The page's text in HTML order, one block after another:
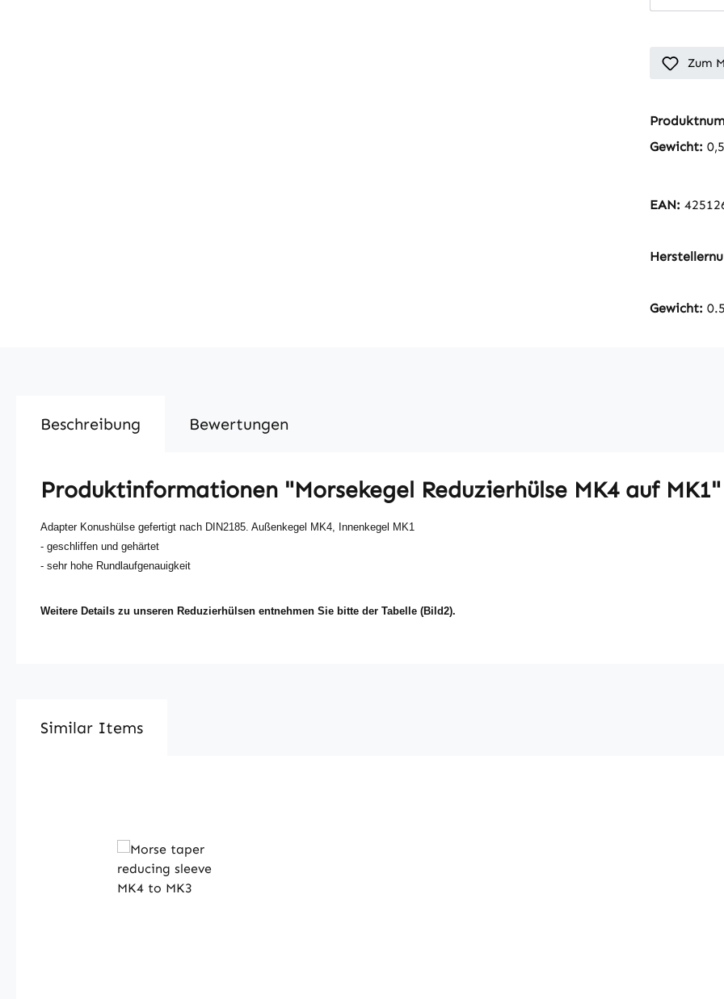
Zum
Gewicht:
EAN:
Gewicht:
Beschreibung Bewertungen
Produktinformationen "Morsekegel Reduzierhülse MK4 auf MK1"
Adapter Konushülse gefertigt nach DIN2185. Außenkegel MK4, Innenkegel MK1
- geschliffen und gehärtet
- sehr hohe Rundlaufgenauigkeit
Weitere Details zu unseren Reduzierhülsen entnehmen Sie bitte der Tabelle (Bild2).
Similar Items